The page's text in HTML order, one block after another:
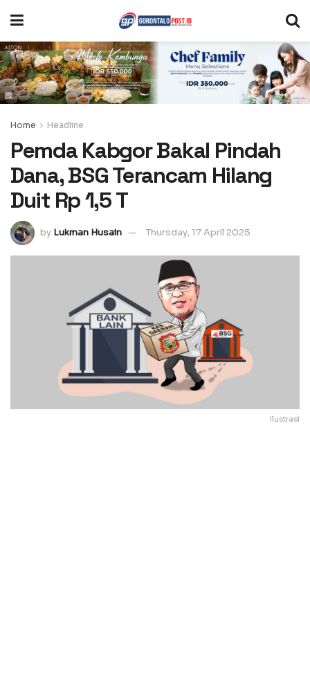
Home Headline
Pemda Kabgor Bakal Pindah
Dana, BSG Terancam Hilang
Duit Rp 1,5 T
by Lukman Husain Thursday, 17 April 2025
Ilustrasi